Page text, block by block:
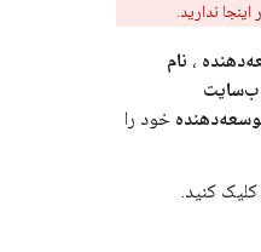
ندارید.
، نام
خود را
کلیک کنید.